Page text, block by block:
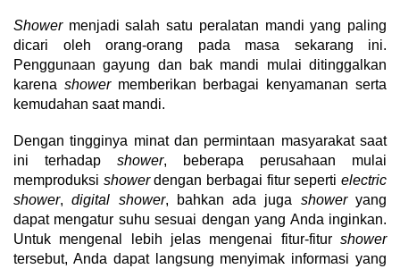
Shower menjadi salah satu peralatan mandi yang paling
dicari oleh orang-orang pada masa sekarang ini.
Penggunaan gayung dan bak mandi mulai ditinggalkan
karena shower memberikan berbagai kenyamanan serta
kemudahan saat mandi.
Dengan tingginya minat dan permintaan masyarakat saat
ini terhadap shower, beberapa perusahaan mulai
memproduksi shower dengan berbagai fitur seperti electric
shower, digital shower, bahkan ada juga shower yang
dapat mengatur suhu sesuai dengan yang Anda inginkan.
Untuk mengenal lebih jelas mengenai fitur-fitur shower
tersebut, Anda dapat langsung menyimak informasi yang